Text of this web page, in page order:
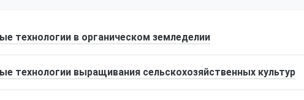
технологии в органическом земледелии
технологии выращивания сельскохозяйственных культур